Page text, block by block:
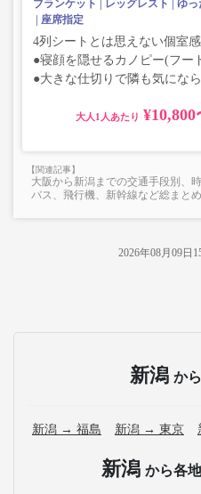
ブランケット レッグレスト ゆっ
座席指定
4列シートとは思えない個室
●寝顔を隠せるカノピー(フー
●大きな仕切りで隣も気にな
大人 ¥10,800
大阪から新潟までの交通手段別、
バス、飛行機、新幹線など総まとめ
2026年08月09日
新潟 か
新潟 → 福島 新潟 → 東京
新潟 から各